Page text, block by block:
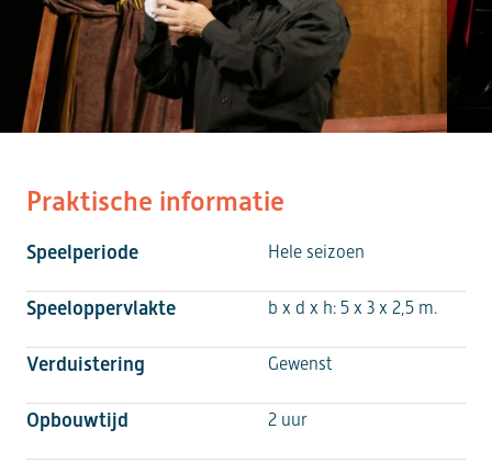
Praktische informatie
Speelperiode Hele seizoen
Speeloppervlakte b x d x h: 5 x 3 x 2,5 m.
Verduistering Gewenst
Opbouwtijd 2 uur